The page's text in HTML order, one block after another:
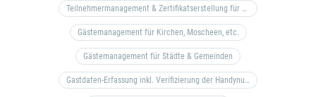
Teilnehmermanagement & Zertifikatserstellung für Bildungseinrichtungen, Coaches, etc.
Gästemanagement für Kirchen, Moscheen, etc.
Gästemanagement für Städte & Gemeinden
Gastdaten-Erfassung inkl. Verifizierung der Handynummer & Zuflussteuerung